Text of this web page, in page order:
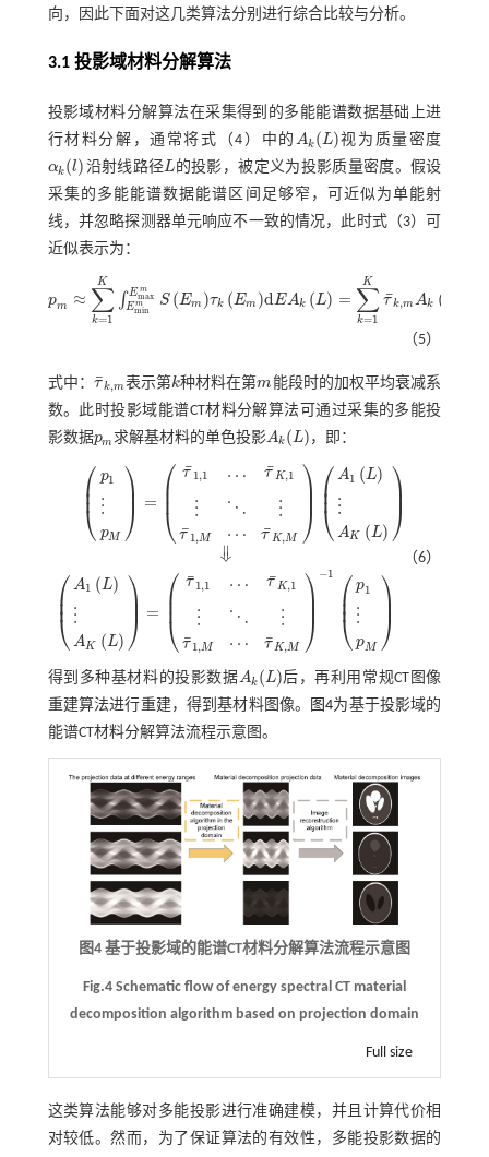
向，因此下面对这几类算法分别进行综合比较与分析。
3.1 投影域材料分解算法
投影域材料分解算法在采集得到的多能能谱数据基础上进
行材料分解，通常将式（4） 中的 Ak (L)
Ak(L) 视为质量密度
αk (l)
αk(l) 沿射线路径L
L 的投影，被定义为投影质量密度。假设
采集的多能能谱数据能谱区间足够窄，可近似为单能射
线，并忽略探测器单元响应不一致的情况，此时式（3）
可
近似表示为：
pm ≈ ∑
k=1
K
∫ E m
max
Em
min
S (Em )τk (Em )dEAk (L) = ∑
k=1
K
τ¯k,mAk (
pm≈∑k =1K∫ Emin mEmaxmSEmτkEmdEAkL= ∑k= 1Kτ ¯k,m A kL m=1,2
（5）
式中： τ¯k,m
τ¯k,m表示第k
k种材料在第m
m 能段时的加权平均衰减系
数。此时投影域能谱CT材料分解算法可通过采集的多能投
影数据pm
pm求解基材料的单色投影Ak (L)
Ak(L) ，即：
⎛
⎝
⎜
⎜
p1
⋮
pM
⎞
⎠
⎟⎟ = ⎛
⎝
⎜
⎜
τ¯1,1
⋮
τ¯1,M
…
⋱
⋯
τ¯K,1
⋮
τ¯ K,M
⎞
⎠
⎟⎟
⎛
⎝
⎜
⎜
A1 (L)
⋮
AK (L)
⎞
⎠
⎟⎟
p ⋮ τ¯1,1 ¯K ⋱ 1, ¯K M
‖
⇓
⎛
⎝
⎜
⎜
A1 (L)
⋮
AK (L)
⎞
⎠
⎟⎟ = ⎛
⎝
⎜
⎜
τ¯1,1
⋮
τ¯1,M
…
⋱
⋯
τ¯ K,1
⋮
τ
¯K,M
⎞
⎠
⎟⎟
−1
⎛
⎝
⎜
⎜
p1
⋮
pM
⎞
⎠
⎟⎟
⇓ 1 τ … , ⋱ M M- p p
（6）
得到多种基材料的投影数据Ak (L)
Ak(L)
后，再利用常规CT图像
重建算法进行重建，得到基材料图像。
图4为基于投影域的
能谱CT材料分解算法流程示意图。
图4 基于投影域的能谱CT材料分解算法流程示意图
Fig.4 Schematic flow of energy spectral CT material
decomposition algorithm based on projection domain
Full size
这类算法能够对多能投影进行准确建模，并且计算代价相
对较低。然而，为了保证算法的有效性，多能投影数据的